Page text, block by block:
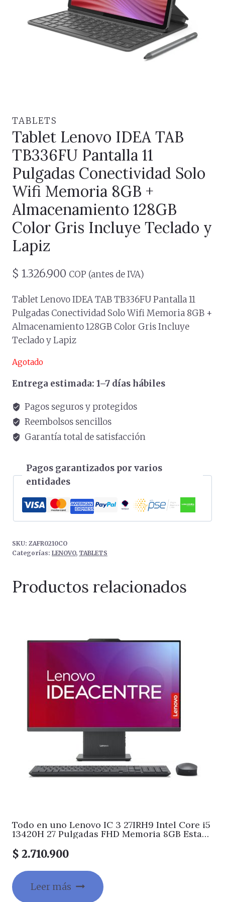
TABLETS
Tablet Lenovo IDEA TAB
TB336FU Pantalla 11
Pulgadas Conectividad Solo
Wifi Memoria 8GB +
Almacenamiento 128GB
Color Gris Incluye Teclado y
Lapiz
$ 1.326.900 COP (antes de IVA)
Tablet Lenovo IDEA TAB TB336FU Pantalla 11
Pulgadas Conectividad Solo Wifi Memoria 8GB +
Almacenamiento 128GB Color Gris Incluye
Teclado y Lapiz
Agotado
Entrega estimada: 1–7 días hábiles
Pagos seguros y protegidos
Reembolsos sencillos
Garantía total de satisfacción
Pagos garantizados por varios
entidades
SKU: ZAFR0210CO
Categorías: LENOVO, TABLETS
Productos relacionados
Todo en uno Lenovo IC 3 27IRH9 Intel Core i5
13420H 27 Pulgadas FHD Memoria 8GB Estado
$ 2.710.900
Leer más